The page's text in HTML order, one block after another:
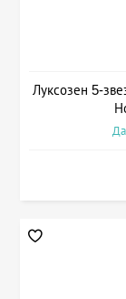
Луксозен 5-